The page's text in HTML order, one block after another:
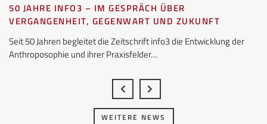
50 JAHRE INFO3 – IM GESPRÄCH ÜBER
VERGANGENHEIT, GEGENWART UND ZUKUNFT
Seit 50 Jahren begleitet die Zeitschrift info3 die Entwicklung der
Anthroposophie und ihrer Praxisfelder…
WEITERE NEWS